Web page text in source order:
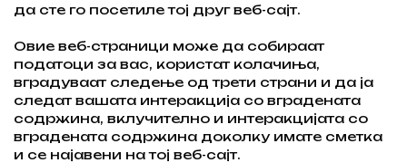
да сте го посетиле тој друг веб-сајт.
Овие веб-страници може да собираат
податоци за вас, користат колачиња,
вградуваат следење од трети страни и да ја
следат вашата интеракција со вградената
содржина, вклучително и интеракцијата со
вградената содржина доколку имате сметка
и се најавени на тој веб-сајт.